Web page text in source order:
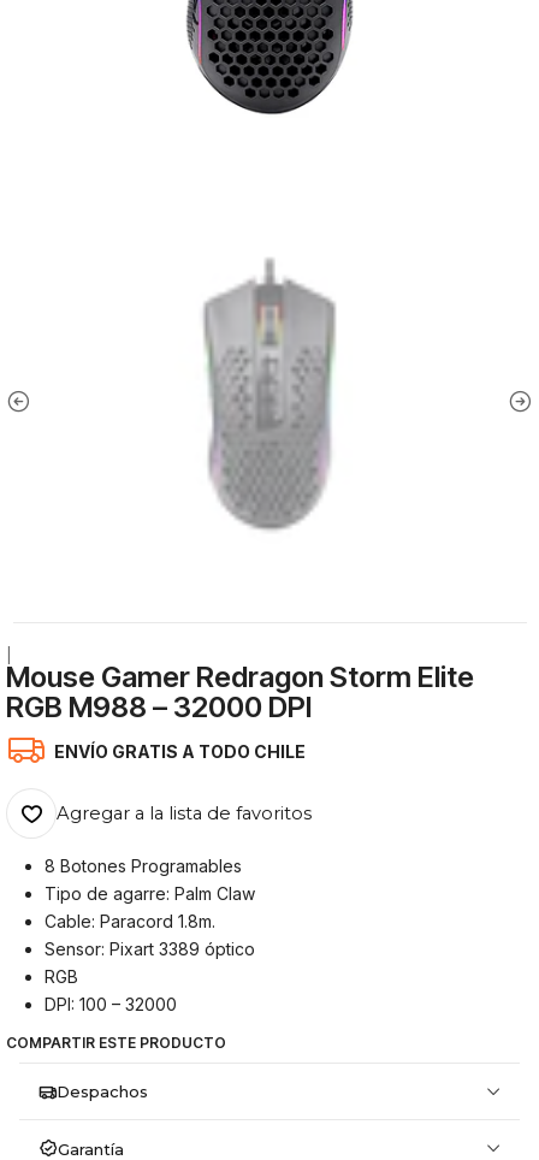
Mouse Gamer Redragon Storm Elite
RGB M988 – 32000 DPI
ENVÍO GRATIS A TODO CHILE
Agregar a la lista de favoritos
8 Botones Programables
Tipo de agarre: Palm Claw
Cable: Paracord 1.8m.
Sensor: Pixart 3389 óptico
RGB
DPI: 100 – 32000
COMPARTIR ESTE PRODUCTO
Despachos
Garantía